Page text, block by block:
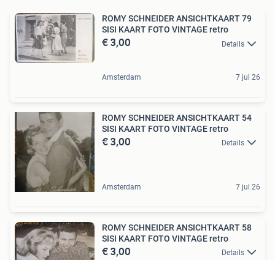
ROMY SCHNEIDER ANSICHTKAART 79
SISI KAART FOTO VINTAGE retro
€ 3,00 Details
Amsterdam 7 jul 26
ROMY SCHNEIDER ANSICHTKAART 54
SISI KAART FOTO VINTAGE retro
€ 3,00 Details
Amsterdam 7 jul 26
ROMY SCHNEIDER ANSICHTKAART 58
SISI KAART FOTO VINTAGE retro
€ 3,00 Details